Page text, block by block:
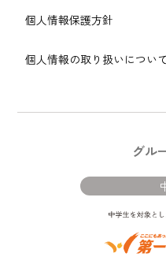
個人情報保護方針
個人情報の取り扱いについて
グル